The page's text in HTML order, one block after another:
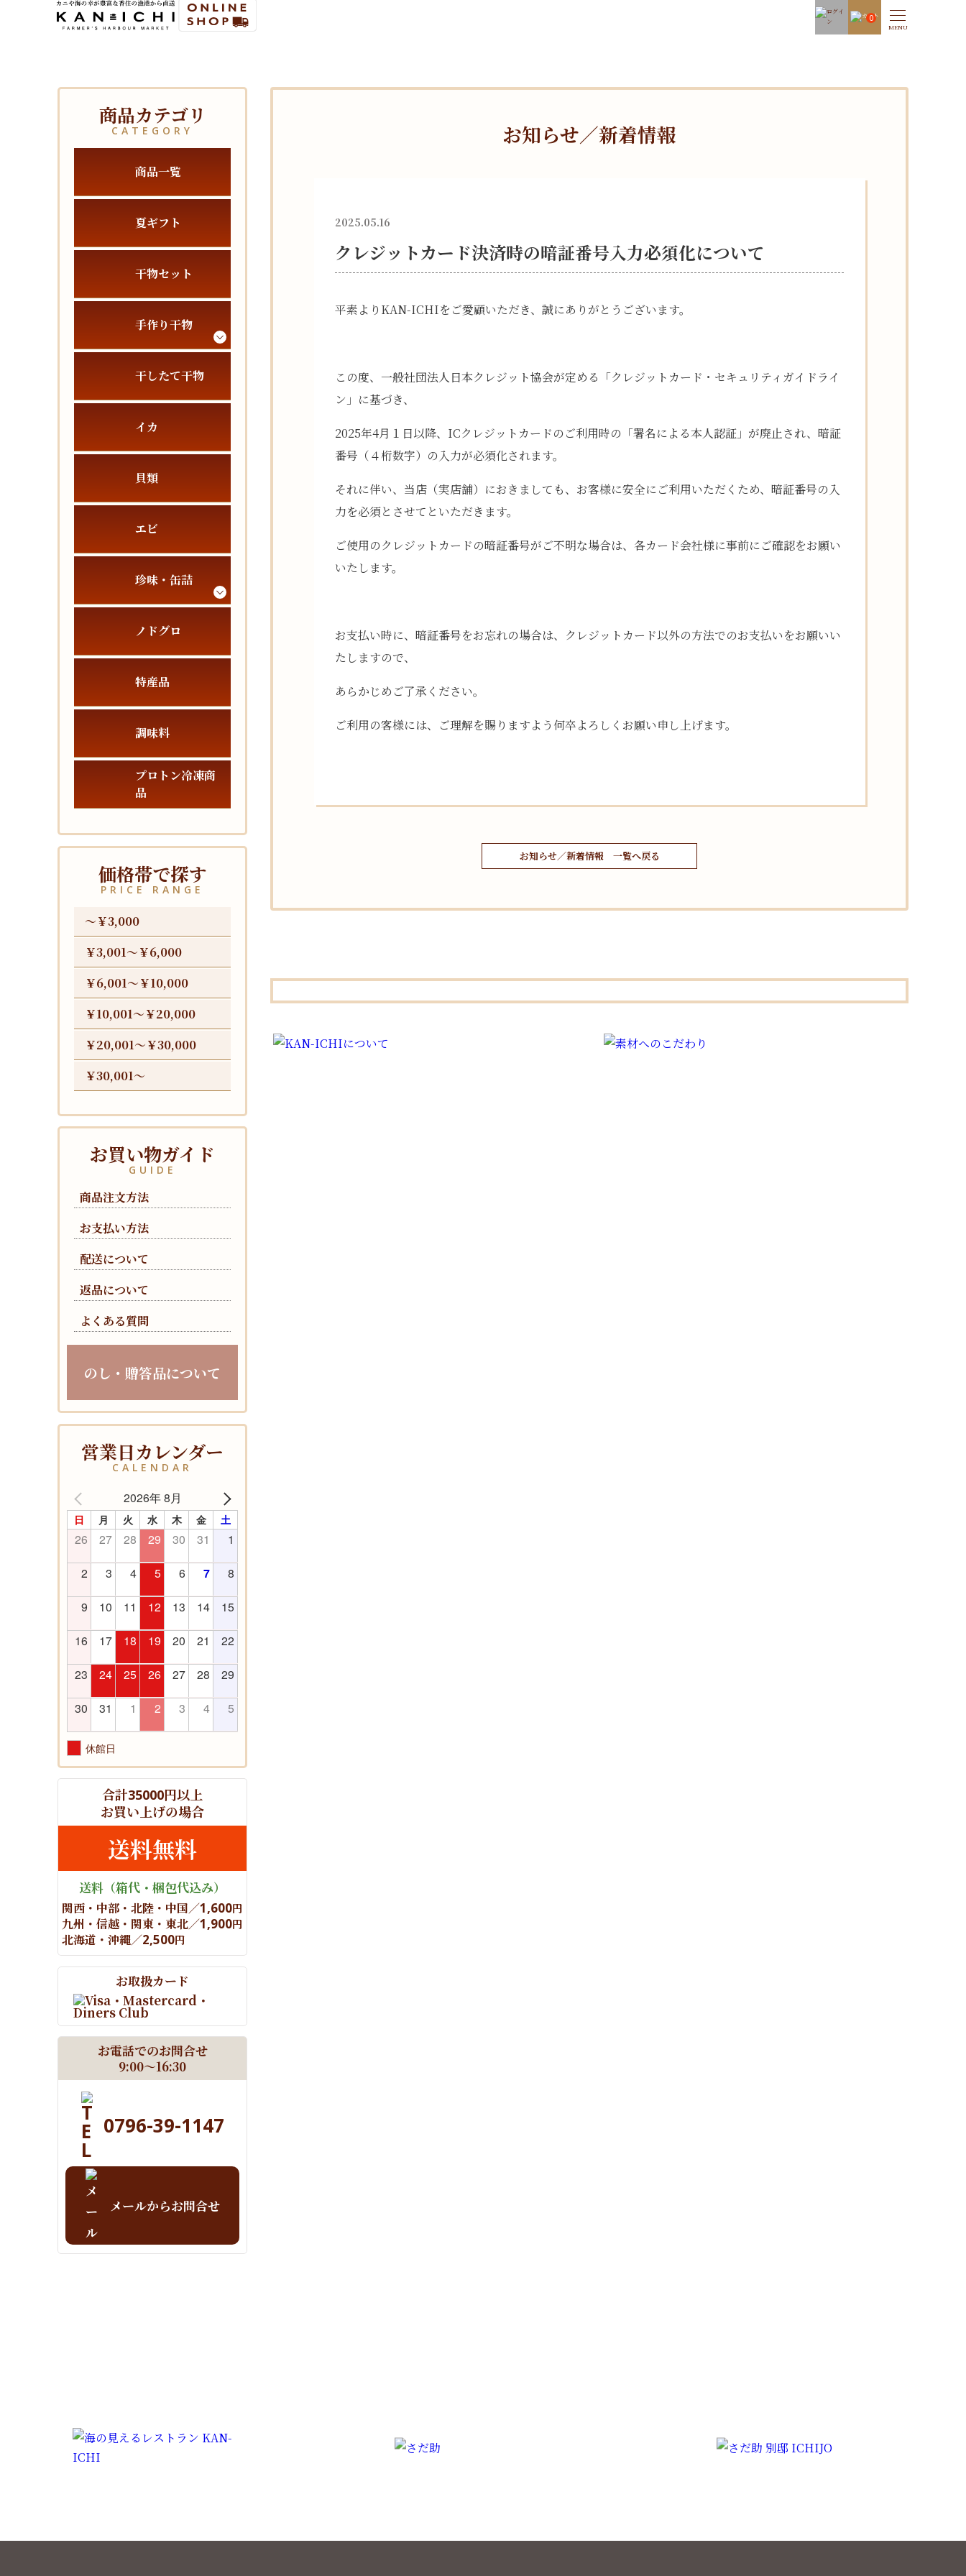
0
お知らせ／新着情報
2025.05.16
クレジットカード決済時の暗証番号入力必須化について
平素よりKAN-ICHIをご愛顧いただき、誠にありがとうございます。
この度、一般社団法人日本クレジット協会が定める「クレジットカード・セキュリティガイドライ
ン」に基づき、
2025年4月１日以降、ICクレジットカードのご利用時の「署名による本人認証」が廃止され、暗証
番号（４桁数字）の入力が必須化されます。
それに伴い、当店（実店舗）におきましても、お客様に安全にご利用いただくため、暗証番号の入
力を必須とさせてといただきます。
ご使用のクレジットカードの暗証番号がご不明な場合は、各カード会社様に事前にご確認をお願い
いたします。
お支払い時に、暗証番号をお忘れの場合は、クレジットカード以外の方法でのお支払いをお願いい
たしますので、
あらかじめご了承ください。
ご利用の客様には、ご理解を賜りますよう何卒よろしくお願い申し上げます。
お知らせ／新着情報 一覧へ戻る
商品カテゴリ
CATEGORY
商品一覧
夏ギフト
干物セット
手作り干物
干したて干物
イカ
貝類
エビ
珍味・缶詰
ノドグロ
特産品
調味料
プロトン冷凍商
品
価格帯で探す
PRICE RANGE
〜￥3,000
￥3,001〜￥6,000
￥6,001〜￥10,000
￥10,001〜￥20,000
￥20,001〜￥30,000
￥30,001〜
お買い物ガイド
GUIDE
商品注文方法
お支払い方法
配送について
返品について
よくある質問
のし・贈答品について
営業日カレンダー
CALENDAR
2026年 8月
日 月 火 水 木 金 土
26 27 28 29 30 31 1
2 3 4 5 6 7 8
9 10 11 12 13 14 15
16 17 18 19 20 21 22
23 24 25 26 27 28 29
30 31 1 2 3 4 5
休館日
合計35000円以上
お買い上げの場合
送料無料
送料 （箱代・梱包代込み）
関西・中部・北陸・中国／1,600円
九州・信越・関東・東北／1,900円
北海道・沖縄／2,500円
お取扱カード
お電話でのお問合せ
9:00～16:30
0796-39-1147
メールからお問合せ